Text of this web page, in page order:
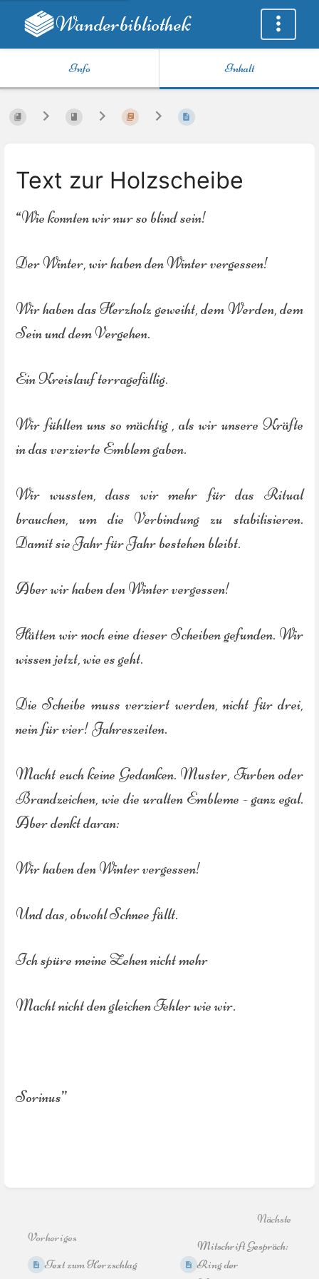
Wanderbibliothek
Info Inhalt
Text zur Holzscheibe
“Wie konnten wir nur so blind sein!
Der Winter, wir haben den Winter vergessen!
Wir haben das Herzholz geweiht, dem Werden, dem
Sein und dem Vergehen.
Ein Kreislauf terragefällig.
Wir fühlten uns so mächtig , als wir unsere Kräfte
in das verzierte Emblem gaben.
Wir wussten, dass wir mehr für das Ritual
brauchen, um die Verbindung zu stabilisieren.
Damit sie Jahr für Jahr bestehen bleibt.
Aber wir haben den Winter vergessen!
Hätten wir noch eine dieser Scheiben gefunden. Wir
wissen jetzt, wie es geht.
Die Scheibe muss verziert werden, nicht für drei,
nein für vier! Jahreszeiten.
Macht euch keine Gedanken. Muster, Farben oder
Brandzeichen, wie die uralten Embleme - ganz egal.
Aber denkt daran:
Wir haben den Winter vergessen!
Und das, obwohl Schnee fällt.
Ich spüre meine Zehen nicht mehr
Macht nicht den gleichen Fehler wie wir.
Sorinus”
Abschnittsauswahlmodus
Vorheriges
Text zum Herzschlag
Nächste
Mitschrift Gespräch:
Ring der